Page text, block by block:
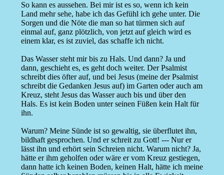
So kann es aussehen. Bei mir ist es so, wenn ich kein
Land mehr sehe, habe ich das Gefühl ich gehe unter. Die
Sorgen und die Nöte die man so hat türmen sich auf
einmal auf, ganz plötzlich, von jetzt auf gleich wird es
einem klar, es ist zuviel, das schaffe ich nicht.
Das Wasser steht mir bis zu Hals. Und dann? Ja und
dann, geschieht es, es geht doch weiter. Der Psalmist
schreibt dies öfter auf, und bei Jesus (meine der Psalmist
schreibt die Gedanken Jesus auf) im Garten oder auch am
Kreuz, steht Jesus das Wasser auch bis und über den
Hals. Es ist kein Boden unter seinen Füßen kein Halt für
ihn.
Warum? Meine Sünde ist so gewaltig, sie überflutet ihn,
bildhaft gesprochen. Und er schreit zu Gott! --- Nur er
lässt ihn und erhört sein Schreien nicht. Warum nicht? Ja,
hätte er ihm geholfen oder wäre er vom Kreuz gestiegen,
dann hatte ich keinen Boden, keinen Halt, hätte ich meine